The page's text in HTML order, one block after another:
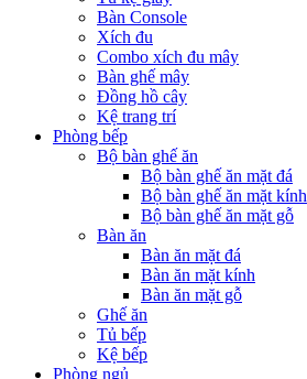
Bàn Console
Xích đu
Combo xích đu mây
Bàn ghế mây
Đồng hồ cây
Kệ trang trí
Phòng bếp
Bộ bàn ghế ăn
Bộ bàn ghế ăn mặt đá
Bộ bàn ghế ăn mặt kính
Bộ bàn ghế ăn mặt gỗ
Bàn ăn
Bàn ăn mặt đá
Bàn ăn mặt kính
Bàn ăn mặt gỗ
Ghế ăn
Tủ bếp
Kệ bếp
Phòng ngủ